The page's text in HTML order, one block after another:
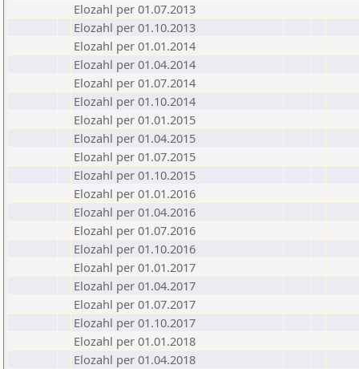
Elozahl per 01.07.2013
Elozahl per 01.10.2013
Elozahl per 01.01.2014
Elozahl per 01.04.2014
Elozahl per 01.07.2014
Elozahl per 01.10.2014
Elozahl per 01.01.2015
Elozahl per 01.04.2015
Elozahl per 01.07.2015
Elozahl per 01.10.2015
Elozahl per 01.01.2016
Elozahl per 01.04.2016
Elozahl per 01.07.2016
Elozahl per 01.10.2016
Elozahl per 01.01.2017
Elozahl per 01.04.2017
Elozahl per 01.07.2017
Elozahl per 01.10.2017
Elozahl per 01.01.2018
Elozahl per 01.04.2018